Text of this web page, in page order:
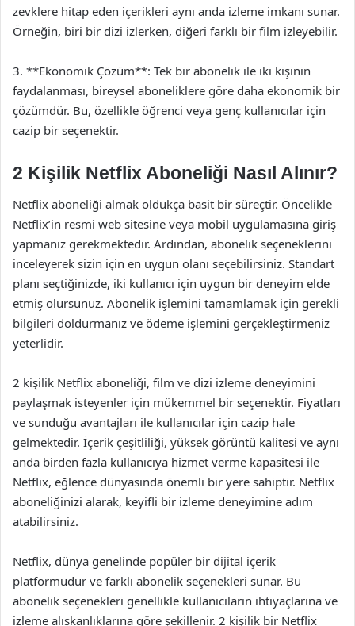
zevklere hitap eden içerikleri aynı anda izleme imkanı sunar.
Örneğin, biri bir dizi izlerken, diğeri farklı bir film izleyebilir.
3. **Ekonomik Çözüm**: Tek bir abonelik ile iki kişinin
faydalanması, bireysel aboneliklere göre daha ekonomik bir
çözümdür. Bu, özellikle öğrenci veya genç kullanıcılar için
cazip bir seçenektir.
2 Kişilik Netflix Aboneliği Nasıl Alınır?
Netflix aboneliği almak oldukça basit bir süreçtir. Öncelikle
Netflix’in resmi web sitesine veya mobil uygulamasına giriş
yapmanız gerekmektedir. Ardından, abonelik seçeneklerini
inceleyerek sizin için en uygun olanı seçebilirsiniz. Standart
planı seçtiğinizde, iki kullanıcı için uygun bir deneyim elde
etmiş olursunuz. Abonelik işlemini tamamlamak için gerekli
bilgileri doldurmanız ve ödeme işlemini gerçekleştirmeniz
yeterlidir.
2 kişilik Netflix aboneliği, film ve dizi izleme deneyimini
paylaşmak isteyenler için mükemmel bir seçenektir. Fiyatları
ve sunduğu avantajları ile kullanıcılar için cazip hale
gelmektedir. İçerik çeşitliliği, yüksek görüntü kalitesi ve aynı
anda birden fazla kullanıcıya hizmet verme kapasitesi ile
Netflix, eğlence dünyasında önemli bir yere sahiptir. Netflix
aboneliğinizi alarak, keyifli bir izleme deneyimine adım
atabilirsiniz.
Netflix, dünya genelinde popüler bir dijital içerik
platformudur ve farklı abonelik seçenekleri sunar. Bu
abonelik seçenekleri genellikle kullanıcıların ihtiyaçlarına ve
izleme alışkanlıklarına göre şekillenir. 2 kişilik bir Netflix